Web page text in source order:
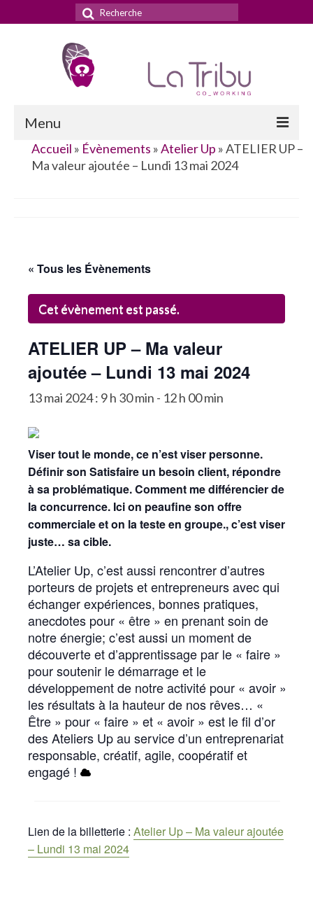
Rechercher
:
Menu
Accueil
Nos tarifs
La domiciliation commerciale
Rejoignez-nous !
Accueil » Évènements »Atelier Up »ATELIER UP –
Ma valeur ajoutée – Lundi 13 mai 2024
« Tous les Évènements
Cet évènement est passé.
ATELIER UP – Ma valeur
ajoutée – Lundi 13 mai 2024
13 mai 2024 : 9 h 30 min - 12 h 00 min
Viser tout le monde, ce n’est viser personne.
Définir son Satisfaire un besoin client, répondre
à sa problématique. Comment me différencier de
la concurrence. Ici on peaufine son offre
commerciale et on la teste en groupe., c’est viser
juste… sa cible.
L’Atelier Up, c’est aussi rencontrer d’autres
porteurs de projets et entrepreneurs avec qui
échanger expériences, bonnes pratiques,
anecdotes pour « être » en prenant soin de
notre énergie; c’est aussi un moment de
découverte et d’apprentissage par le « faire »
pour soutenir le démarrage et le
développement de notre activité pour « avoir »
les résultats à la hauteur de nos rêves… «
Être » pour « faire » et « avoir » est le fil d’or
des Ateliers Up au service d’un entreprenariat
responsable, créatif, agile, coopératif et
engagé !
Lien de la billetterie : Atelier Up – Ma valeur ajoutée
– Lundi 13 mai 2024